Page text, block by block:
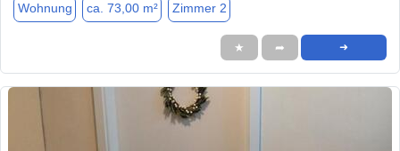
Wohnung ca. 73,00 m² Zimmer 2
★ ➦ ➜